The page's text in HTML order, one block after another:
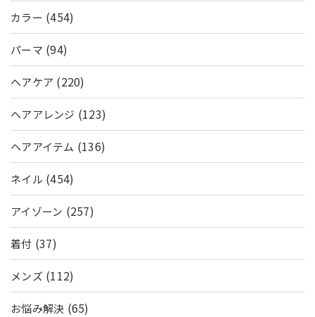
カラー (454)
パーマ (94)
ヘアケア (220)
ヘアアレンジ (123)
ヘアアイテム (136)
ネイル (454)
アイゾーン (257)
着付 (37)
メンズ (112)
お悩み解決 (65)